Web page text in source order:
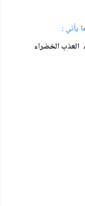
يأتي :
العذب الخضراء